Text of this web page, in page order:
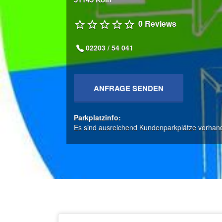
0 Reviews
02203 / 54 041
ANFRAGE SENDEN
Parkplatzinfo:
Es sind ausreichend Kundenparkplätze